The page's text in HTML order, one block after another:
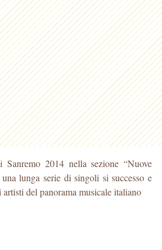
2014 nella sezione “Nuove
una lunga serie di singoli si successo e
del panorama musicale italiano